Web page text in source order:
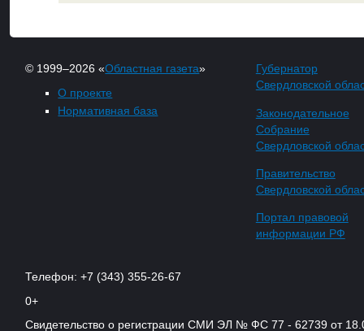
© 1999–2026 «Областная газета»
О проекте
Нормативная база
Губернатор
Свердловской
Законодательное
Собрание
Свердловской
Правительство
Свердловской
Портал правовой
информации РФ
Телефон: +7 (343) 355-26-67
0+
Свидетельство о регистрации СМИ ЭЛ № ФС 77 - 62739 от